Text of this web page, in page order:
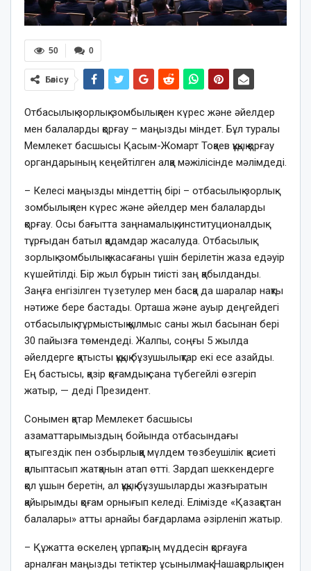
0
50
Бөлісу
Отбасылық зорлық-зомбылықпен күрес және әйелдер
мен балаларды қорғау – маңызды міндет. Бұл туралы
Мемлекет басшысы Қасым-Жомарт Тоқаев құқық қорғау
органдарының кеңейтілген алқа мәжілісінде мәлімдеді.
– Келесі маңызды міндеттің бірі – отбасылық зорлық-
зомбылықпен күрес және әйелдер мен балаларды
қорғау. Осы бағытта заңнамалық, институционалдық
тұрғыдан батыл қадамдар жасалуда. Отбасылық
зорлық-зомбылық жасағаны үшін берілетін жаза едәуір
күшейтілді. Бір жыл бұрын тиісті заң қабылданды.
Заңға енгізілген түзетулер мен басқа да шаралар нақты
нәтиже бере бастады. Орташа және ауыр деңгейдегі
отбасылық-тұрмыстық қылмыс саны жыл басынан бері
30 пайызға төмендеді. Жалпы, соңғы 5 жылда
әйелдерге қатысты құқық бұзушылықтар екі есе азайды.
Ең бастысы, қазір қоғамдық сана түбегейлі өзгеріп
жатыр, — деді Президент.
Сонымен қатар Мемлекет басшысы
азаматтарымыздың бойында отбасындағы
қатыгездік пен озбырлыққа мүлдем төзбеушілік қасиеті
қалыптасып жатқанын атап өтті. Зардап шеккендерге
қол ұшын беретін, ал құқық бұзушыларды жазғыратын
қайырымды қоғам орнығып келеді. Елімізде «Қазақстан
балалары» атты арнайы бағдарлама әзірленіп жатыр.
– Құжатта өскелең ұрпақтың мүддесін қорғауға
арналған маңызды тетіктер ұсынылмақ. Нашақорлық пен